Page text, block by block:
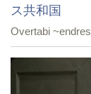
ス共和国
Overtabi